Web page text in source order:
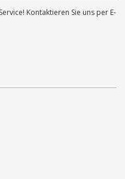
Kontaktieren Sie uns per E-